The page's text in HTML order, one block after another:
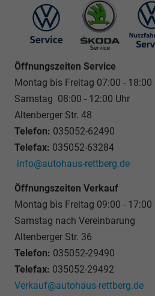
Öffnungszeiten Service
Montag bis Freitag 07:00 - 18:00
Samstag 08:00 - 12:00 Uhr
Altenberger Str. 48
Telefon: 035052-62490
Telefax: 035052-63284
info@autohaus-rettberg.de
Öffnungszeiten Verkauf
Montag bis Freitag 09:00 - 17:00
Samstag nach Vereinbarung
Altenberger Str. 36
Telefon: 035052-29490
Telefax: 035052-29492
Verkauf@autohaus-rettberg.de